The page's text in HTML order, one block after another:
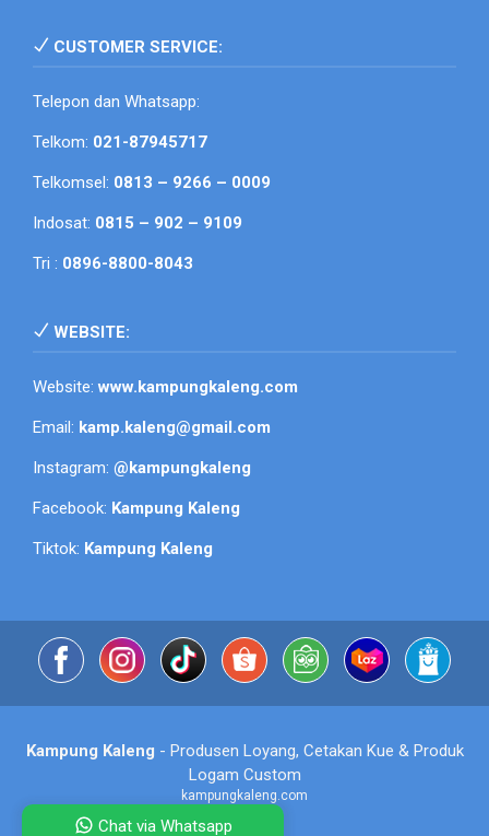
CUSTOMER SERVICE:
Telepon dan Whatsapp:
Telkom: 021-87945717
Telkomsel: 0813 – 9266 – 0009
Indosat: 0815 – 902 – 9109
Tri : 0896-8800-8043
WEBSITE:
Website:www.kampungkaleng.com
Email: kamp.kaleng@gmail.com
Instagram: @kampungkaleng
Facebook: Kampung Kaleng
Tiktok: Kampung Kaleng
Kampung Kaleng - Produsen Loyang, Cetakan Kue & Produk
Logam Custom
kampungkaleng.com
Chat via Whatsapp